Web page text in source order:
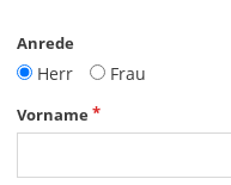
Anrede
Herr Frau
Vorname